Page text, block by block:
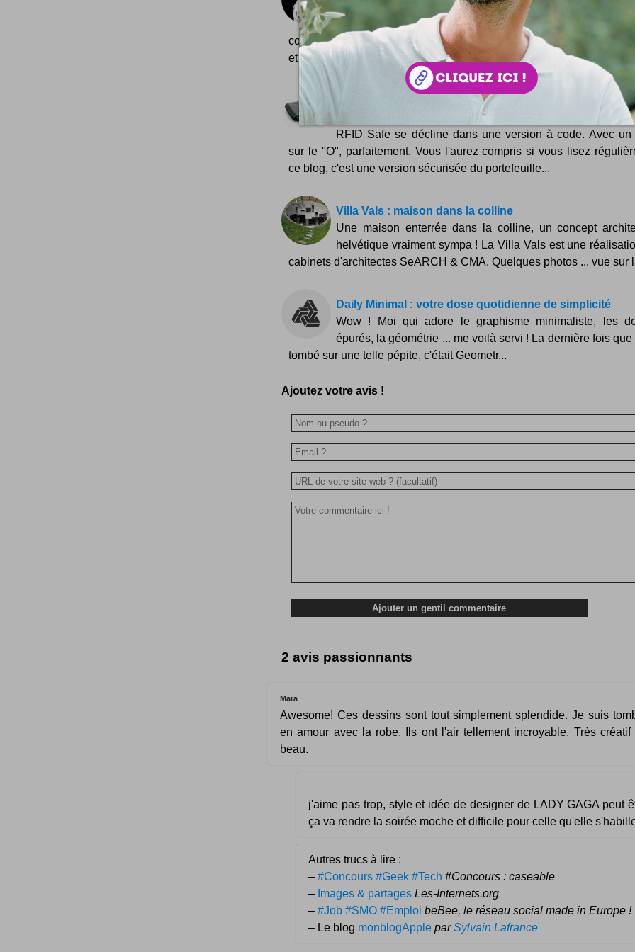
Le papier est toujours bien vivant ! Et pour un beau
blanc, il peut s'avérer un allié épatant ! C'est une
collaboration des artistes et fashions designers lettones Dana
et Dita Enikova...
Code Wallet by Ögon design, portefeuille pour espions !
Nouveau venu dans les collections de chez Ögon, ce
RFID Safe se décline dans une version à code. Avec un
sur le "O", parfaitement. Vous l'aurez compris si vous lisez
ce blog, c'est une version sécurisée du portefeuille...
Villa Vals : maison dans la colline
Une maison enterrée dans la colline, un concept
helvétique vraiment sympa ! La Villa Vals est une
cabinets d'architectes SeARCH & CMA. Quelques photos ... vue sur
Daily Minimal : votre dose quotidienne de simplicité
Wow ! Moi qui adore le graphisme minimaliste, les
épurés, la géométrie ... me voilà servi ! La dernière fois que
tombé sur une telle pépite, c'était Geometr...
Ajoutez votre avis !
2 avis passionnants
Mara
Awesome! Ces dessins sont tout simplement splendide. Je suis
en amour avec la robe. Ils ont l'air tellement incroyable. Très créatif
beau.
j'aime pas trop, style et idée de designer de LADY GAGA peut
ça va rendre la soirée moche et difficile pour celle qu'elle
Autres trucs à lire :
– #Concours #Geek #Tech #Concours : caseable
– Images & partages Les-Internets.org
– #Job #SMO #Emploi beBee, le réseau social made in Europe !
– Le blog monblogApple parSylvain Lafrance